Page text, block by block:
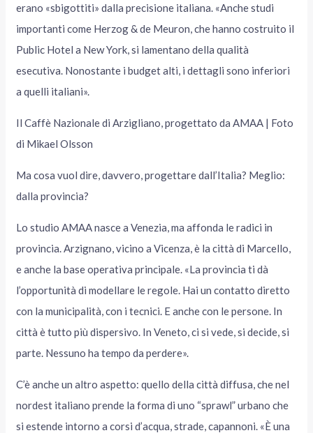
erano «sbigottiti» dalla precisione italiana. «Anche studi
importanti come Herzog & de Meuron, che hanno costruito il
Public Hotel a New York, si lamentano della qualità
esecutiva. Nonostante i budget alti, i dettagli sono inferiori
a quelli italiani».
Il Caffè Nazionale di Arzigliano, progettato da AMAA | Foto
di Mikael Olsson
Ma cosa vuol dire, davvero, progettare dall’Italia? Meglio:
dalla provincia?
Lo studio AMAA nasce a Venezia, ma affonda le radici in
provincia. Arzignano, vicino a Vicenza, è la città di Marcello,
e anche la base operativa principale. «La provincia ti dà
l’opportunità di modellare le regole. Hai un contatto diretto
con la municipalità, con i tecnici. E anche con le persone. In
città è tutto più dispersivo. In Veneto, ci si vede, si decide, si
parte. Nessuno ha tempo da perdere».
C’è anche un altro aspetto: quello della città diffusa, che nel
nordest italiano prende la forma di uno “sprawl” urbano che
si estende intorno a corsi d’acqua, strade, capannoni. «È una